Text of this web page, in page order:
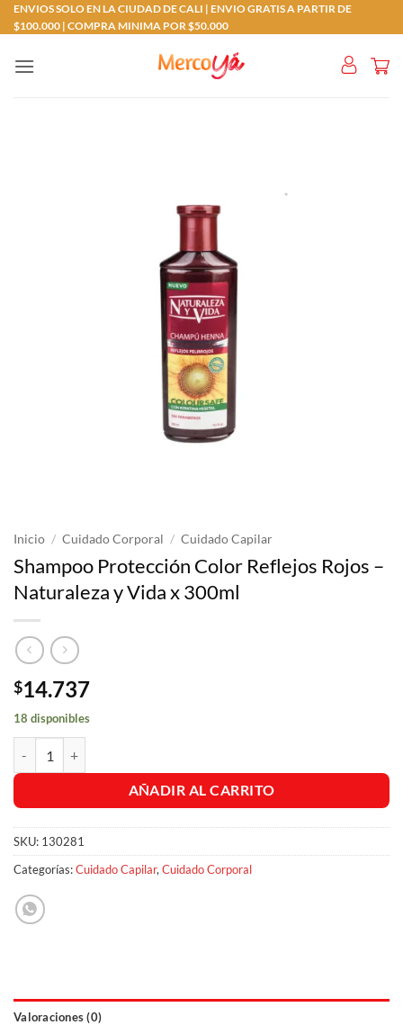
Saltar
al
ENVIOS SOLO EN LA CIUDAD DE CALI | ENVIO GRATIS A PARTIR DE
$100.000 | COMPRA MINIMA POR $50.000
Inicio / Cuidado Corporal / Cuidado Capilar
Shampoo Protección Color Reflejos Rojos –
Naturaleza y Vida x 300ml
$14.737
18 disponibles
AÑADIR AL CARRITO
SKU: 130281
Categorías:Cuidado Capilar, Cuidado Corporal
Valoraciones (0)